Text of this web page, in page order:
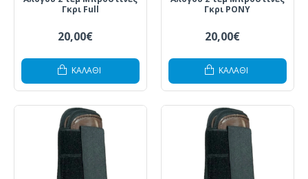
Γκρι Full
20,00€
ΚΑΛΆΘΙ
Γκρι PONY
20,00€
ΚΑΛΆΘΙ